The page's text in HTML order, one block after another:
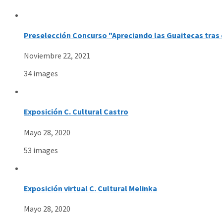
Preselección Concurso "Apreciando las Guaitecas
Noviembre 22, 2021
34 images
Exposición C. Cultural Castro
Mayo 28, 2020
53 images
Exposición virtual C. Cultural Melinka
Mayo 28, 2020